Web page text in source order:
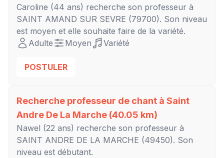
Caroline (44 ans) recherche son professeur à
SAINT AMAND SUR SEVRE (79700). Son niveau
est moyen et elle souhaite faire de la variété.
Adulte
Moyen Variété
POSTULER
Recherche professeur de chant à Saint
Andre De La Marche (40.05 km)
Nawel (22 ans) recherche son professeur à
SAINT ANDRE DE LA MARCHE (49450). Son
niveau est débutant.